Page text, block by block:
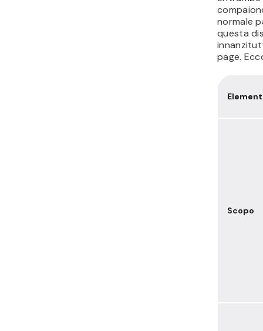
normale
questa
page.
Scopo